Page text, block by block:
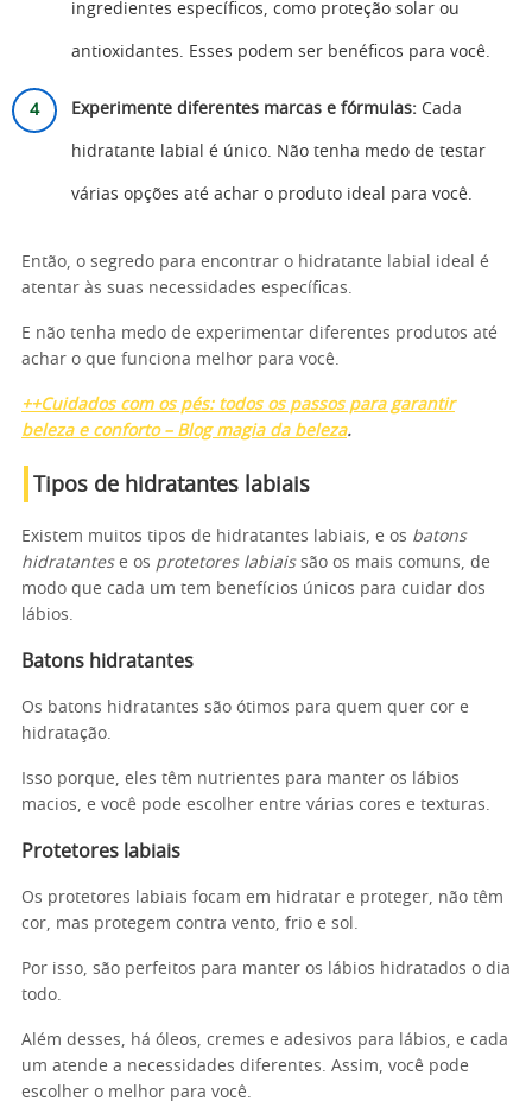
ingredientes específicos, como proteção solar ou
antioxidantes. Esses podem ser benéficos para você.
Experimente diferentes marcas e fórmulas: Cada
hidratante labial é único. Não tenha medo de testar
várias opções até achar o produto ideal para você.
Então, o segredo para encontrar o hidratante labial ideal é
atentar às suas necessidades específicas.
E não tenha medo de experimentar diferentes produtos até
achar o que funciona melhor para você.
++Cuidados com os pés: todos os passos para garantir
beleza e conforto – Blog magia da beleza.
Tipos de hidratantes labiais
Existem muitos tipos de hidratantes labiais, e os batons
hidratantese os protetores labiaissão os mais comuns, de
modo que cada um tem benefícios únicos para cuidar dos
lábios.
Batons hidratantes
Os batons hidratantes são ótimos para quem quer cor e
hidratação.
Isso porque, eles têm nutrientes para manter os lábios
macios, e você pode escolher entre várias cores e texturas.
Protetores labiais
Os protetores labiais focam em hidratar e proteger, não têm
cor, mas protegem contra vento, frio e sol.
Por isso, são perfeitos para manter os lábios hidratados o dia
todo.
Além desses, há óleos, cremes e adesivos para lábios, e cada
um atende a necessidades diferentes. Assim, você pode
escolher o melhor para você.